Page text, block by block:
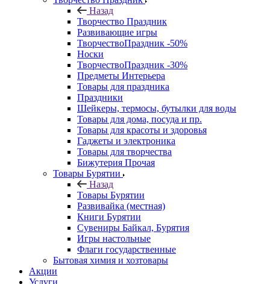
Назад
Творчество Праздник
Развивающие игры
ТворчествоПраздник -50%
Носки
ТворчествоПраздник -30%
Предметы Интерьера
Товары для праздника
Праздники
Шейкеры, термосы, бутылки для воды
Товары для дома, посуда и пр.
Товары для красоты и здоровья
Гаджеты и электроника
Товары для творчества
Бижутерия Прочая
Товары Бурятии
Назад
Товары Бурятии
Развивайка (местная)
Книги Бурятии
Сувениры Байкал, Бурятия
Игры настольные
Флаги государственные
Бытовая химия и хозтовары
Акции
Услуги